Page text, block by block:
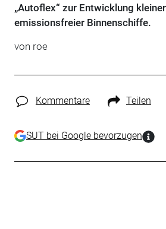
„Autoflex“ zur Entwicklung
emissionsfreier Binnenschiffe.
von roe
Kommentare Teilen
SUT bei Google bevorzugen